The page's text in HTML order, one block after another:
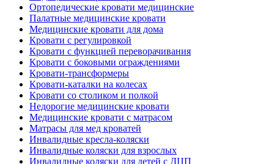
Ортопедические кровати медицинские
Палатные медицинские кровати
Медицинские кровати для дома
Кровати с регулировкой
Кровати с функцией переворачивания
Кровати с боковыми ограждениями
Кровати-трансформеры
Кровати-каталки на колесах
Кровати со столиком и полкой
Недорогие медицинские кровати
Медицинские кровати с матрасом
Матрасы для мед кроватей
Инвалидные кресла-коляски
Инвалидные коляски для взрослых
Инвалидные коляски для детей с ДЦП